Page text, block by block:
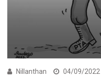
Nillanthan 04/09/2022